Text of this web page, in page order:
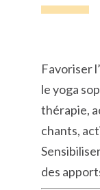
Favoriser
le yoga
thérapie,
chants,
des